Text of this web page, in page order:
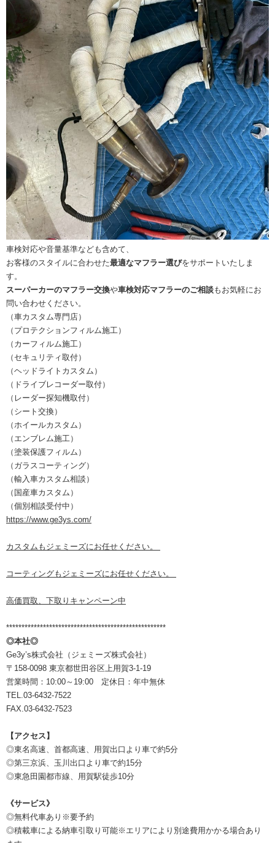
車検対応や音量基準なども含めて、
お客様のスタイルに合わせた最適なマフラー選びをサポートいたしま
す。
スーパーカーのマフラー交換や車検対応マフラーのご相談もお気軽にお
問い合わせください。
（車カスタム専門店）
（プロテクションフィルム施工）
（カーフィルム施工）
（セキュリティ取付）
（ヘッドライトカスタム）
（ドライブレコーダー取付）
（レーダー探知機取付）
（シート交換）
（ホイールカスタム）
（エンブレム施工）
（塗装保護フィルム）
（ガラスコーティング）
（輸入車カスタム相談）
（国産車カスタム）
（個別相談受付中）
https://www.ge3ys.com/
カスタムもジェミーズにお任せください。
コーティングもジェミーズにお任せください。
高価買取、下取りキャンペーン中
****************************************************
◎本社◎
Ge3y’s株式会社（ジェミーズ株式会社）
〒158-0098 東京都世田谷区上用賀3-1-19
営業時間：10:00～19:00 定休日：年中無休
TEL.03-6432-7522
FAX.03-6432-7523
【アクセス】
◎東名高速、首都高速、用賀出口より車で約5分
◎第三京浜、玉川出口より車で約15分
◎東急田園都市線、用賀駅徒歩10分
《サービス》
◎無料代車あり※要予約
◎積載車による納車引取り可能※エリアにより別途費用かかる場合あり